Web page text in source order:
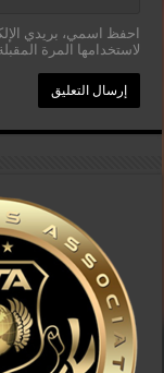
احفظ اسمي، بريدي
لاستخدامها المرة